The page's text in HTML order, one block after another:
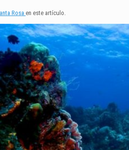
Rosa en este artículo.